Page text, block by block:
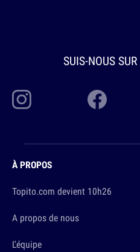
SUIS-NOUS SUR
À PROPOS
Topito.com devient 10h26
A propos de nous
L'équipe